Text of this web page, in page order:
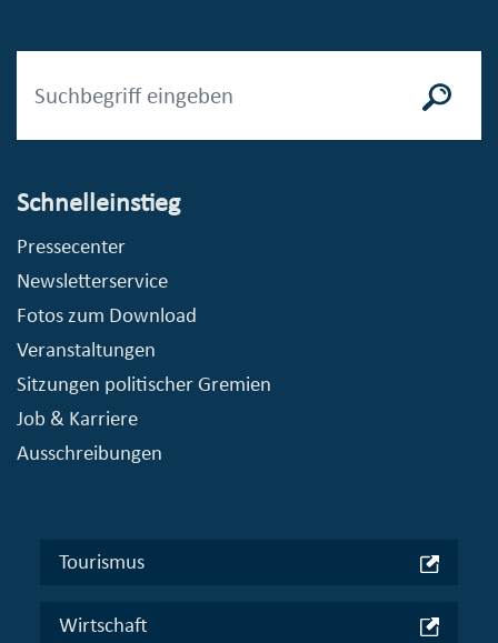
Schnelleinstieg
Pressecenter
Newsletterservice
Fotos zum Download
Veranstaltungen
Sitzungen politischer Gremien
Job & Karriere
Ausschreibungen
Tourismus
Wirtschaft